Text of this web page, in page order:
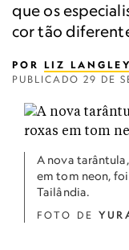
que os
cor tão
POR LIZ LANGLEY
PUBLICADO 29 DE
A nova
em tom neon,
Tailândia.
FOTO DE